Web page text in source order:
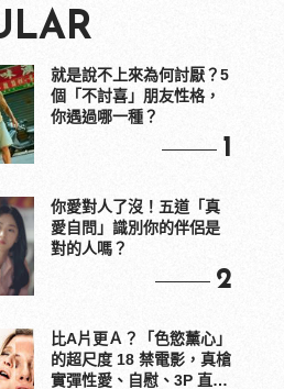
就是說不上來為何討厭？5
個「不討喜」朋友性格，
你遇過哪一種？
1
你愛對人了沒！五道「真
愛自問」識別你的伴侶是
對的人嗎？
2
比A片更Ａ？「色慾薰心」
的超尺度 18 禁電影，真槍
實彈性愛、自慰、3P 直接